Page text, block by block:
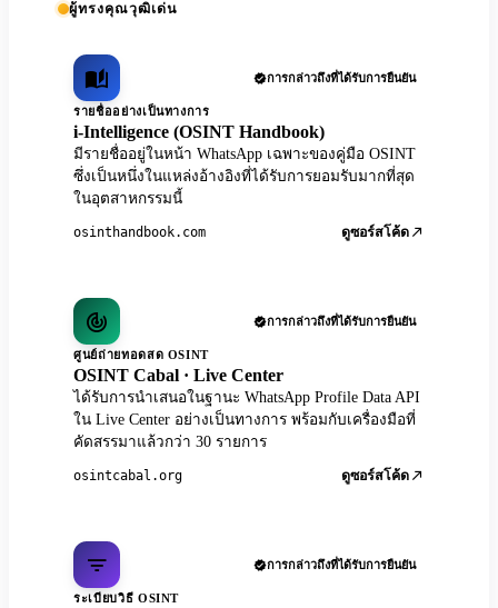
ผู้ทรงคุณวุฒิเด่น
การกล่าวถึงที่ได้รับการยืนยัน
รายชื่ออย่างเป็นทางการ
i-Intelligence (OSINT Handbook)
มีรายชื่ออยู่ในหน้า WhatsApp เฉพาะของคู่มือ OSINT
ซึ่งเป็นหนึ่งในแหล่งอ้างอิงที่ได้รับการยอมรับมากที่สุด
ในอุตสาหกรรมนี้
osinthandbook.com ดูซอร์สโค้ด
การกล่าวถึงที่ได้รับการยืนยัน
ศูนย์ถ่ายทอดสด OSINT
OSINT Cabal · Live Center
ได้รับการนำเสนอในฐานะ WhatsApp Profile Data API
ใน Live Center อย่างเป็นทางการ พร้อมกับเครื่องมือที่
คัดสรรมาแล้วกว่า 30 รายการ
osintcabal.org ดูซอร์สโค้ด
การกล่าวถึงที่ได้รับการยืนยัน
ระเบียบวิธี OSINT